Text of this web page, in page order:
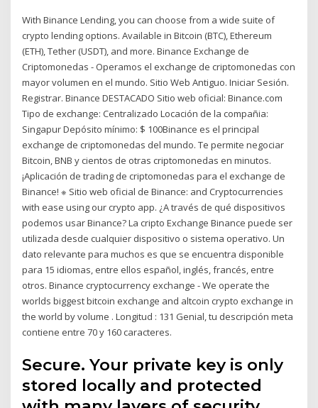
With Binance Lending, you can choose from a wide suite of
crypto lending options. Available in Bitcoin (BTC), Ethereum
(ETH), Tether (USDT), and more. Binance Exchange de
Criptomonedas - Operamos el exchange de criptomonedas con
mayor volumen en el mundo. Sitio Web Antiguo. Iniciar Sesión.
Registrar. Binance DESTACADO Sitio web oficial: Binance.com
Tipo de exchange: Centralizado Locación de la compañia:
Singapur Depósito mínimo: $ 100Binance es el principal
exchange de criptomonedas del mundo. Te permite negociar
Bitcoin, BNB y cientos de otras criptomonedas en minutos.
¡Aplicación de trading de criptomonedas para el exchange de
Binance! ※ Sitio web oficial de Binance: and Cryptocurrencies
with ease using our crypto app. ¿A través de qué dispositivos
podemos usar Binance? La cripto Exchange Binance puede ser
utilizada desde cualquier dispositivo o sistema operativo. Un
dato relevante para muchos es que se encuentra disponible
para 15 idiomas, entre ellos español, inglés, francés, entre
otros. Binance cryptocurrency exchange - We operate the
worlds biggest bitcoin exchange and altcoin crypto exchange in
the world by volume . Longitud : 131 Genial, tu descripción meta
contiene entre 70 y 160 caracteres.
Secure. Your private key is only
stored locally and protected